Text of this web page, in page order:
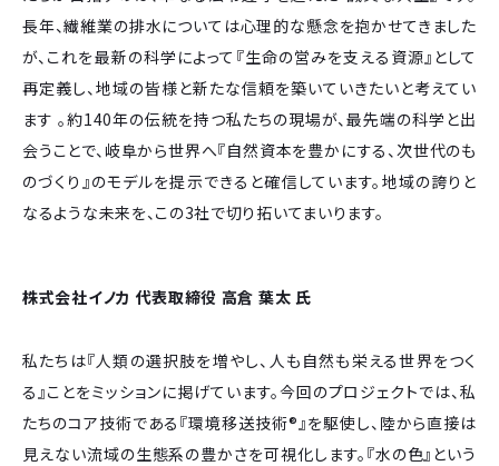
長年、繊維業の排水については心理的な懸念を抱かせてきました
が、これを最新の科学によって『生命の営みを支える資源』として
再定義し、地域の皆様と新たな信頼を築いていきたいと考えてい
ます 。約140年の伝統を持つ私たちの現場が、最先端の科学と出
会うことで、岐阜から世界へ『自然資本を豊かにする、次世代のも
のづくり』のモデルを提示できると確信しています。地域の誇りと
なるような未来を、この3社で切り拓いてまいります。
株式会社イノカ 代表取締役 高倉 葉太 氏
私たちは『人類の選択肢を増やし、人も自然も栄える世界をつく
る』ことをミッションに掲げています。今回のプロジェクトでは、私
たちのコア技術である『環境移送技術®』を駆使し、陸から直接は
見えない流域の生態系の豊かさを可視化します。『水の色』という